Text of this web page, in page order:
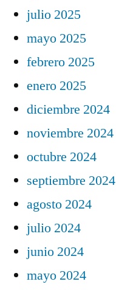
julio 2025
mayo 2025
febrero 2025
enero 2025
diciembre 2024
noviembre 2024
octubre 2024
septiembre 2024
agosto 2024
julio 2024
junio 2024
mayo 2024